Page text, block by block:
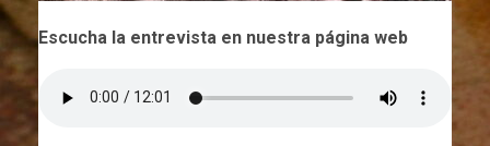
Escucha la entrevista en nuestra página web